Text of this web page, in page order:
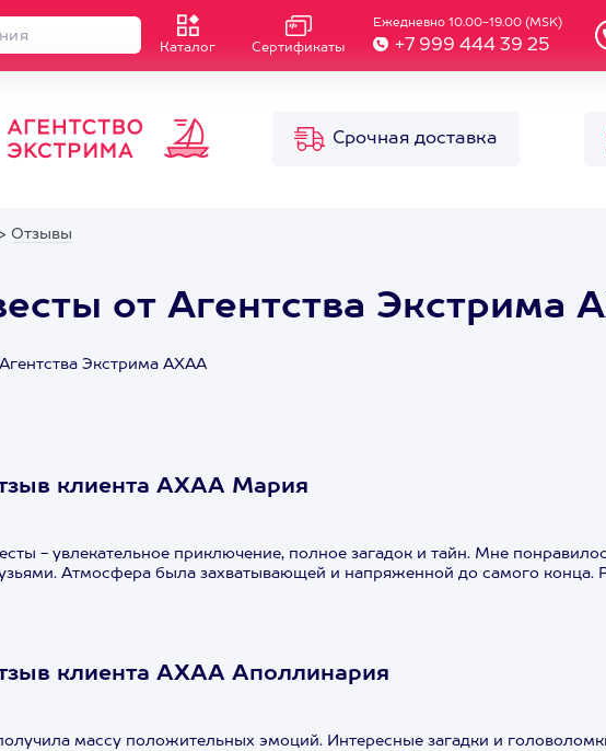
Каталог Сертификаты
Ежедневно 10.00-19.00 (MSK)
+7 999 444 39 25
Срочная доставка
Отзывы
от Агентства Экстрима
Экстрима АХАА
клиента АХАА Мария
- увлекательное приключение, полное загадок и тайн. Мне
Атмосфера была захватывающей и напряженной до самого конца.
клиента АХАА Аполлинария
массу положительных эмоций. Интересные загадки и